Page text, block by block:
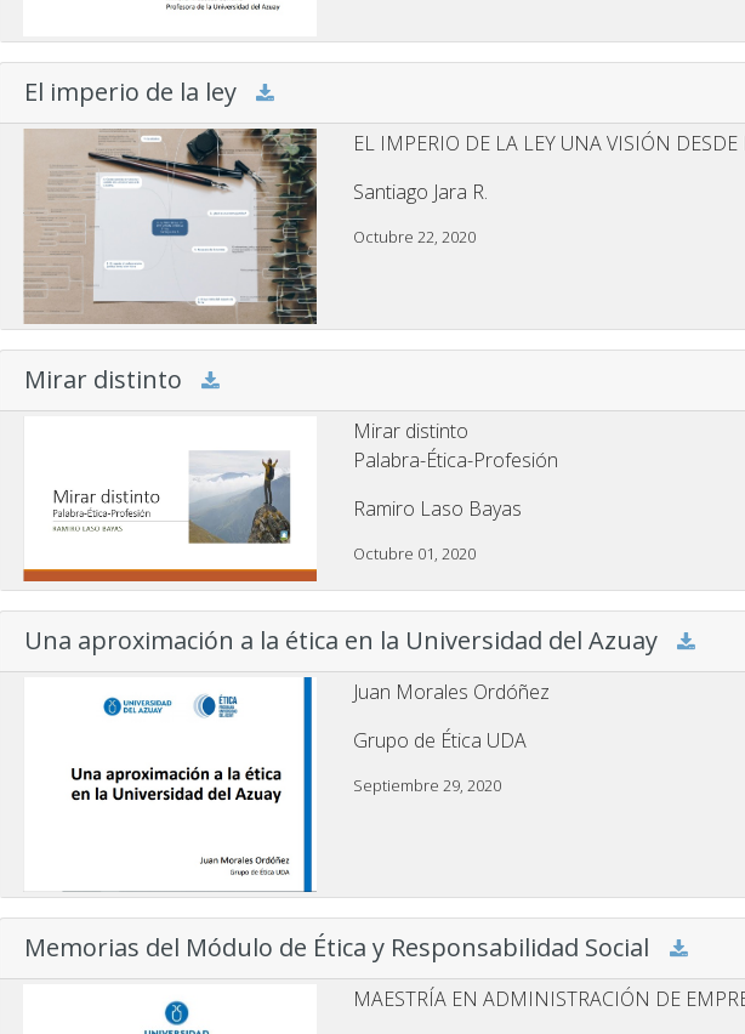
El imperio de la ley
EL IMPERIO DE LA LEY UNA VISIÓN DESDE
Santiago Jara R.
Octubre 22, 2020
Mirar distinto
Mirar distinto
Palabra-Ética-Profesión
Ramiro Laso Bayas
Octubre 01, 2020
Una aproximación a la ética en la Universidad del Azuay
Juan Morales Ordóñez
Grupo de Ética UDA
Septiembre 29, 2020
Memorias del Módulo de Ética y Responsabilidad Social
MAESTRÍA EN ADMINISTRACIÓN DE